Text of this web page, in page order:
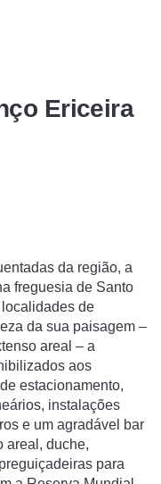
Ericeira
da região, a
freguesia de Santo
localidades de
da sua paisagem –
areal – a
aos
estacionamento,
instalações
e um agradável bar
areal, duche,
para